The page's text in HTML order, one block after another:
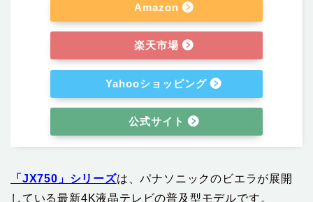
Amazon
楽天市場
Yahooショッピング
公式サイト
「JX750」シリーズは、パナソニックのビエラが展開
している最新4K液晶テレビの普及型モデルです。